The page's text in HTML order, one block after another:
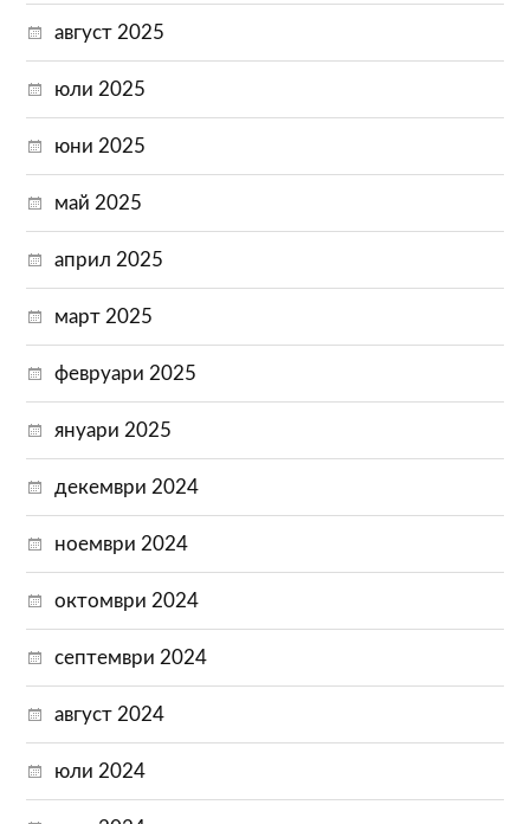
август 2025
юли 2025
юни 2025
май 2025
април 2025
март 2025
февруари 2025
януари 2025
декември 2024
ноември 2024
октомври 2024
септември 2024
август 2024
юли 2024